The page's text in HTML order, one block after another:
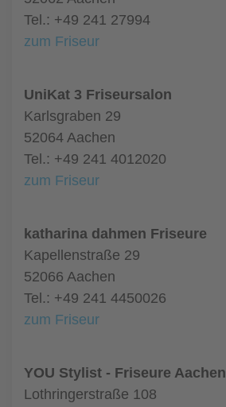
Tel.: +49 241 27994
zum Friseur
UniKat 3 Friseursalon
Karlsgraben 29
52064 Aachen
Tel.: +49 241 4012020
zum Friseur
katharina dahmen Friseure
Kapellenstraße 29
52066 Aachen
Tel.: +49 241 4450026
zum Friseur
YOU Stylist - Friseure Aachen
Lothringerstraße 108